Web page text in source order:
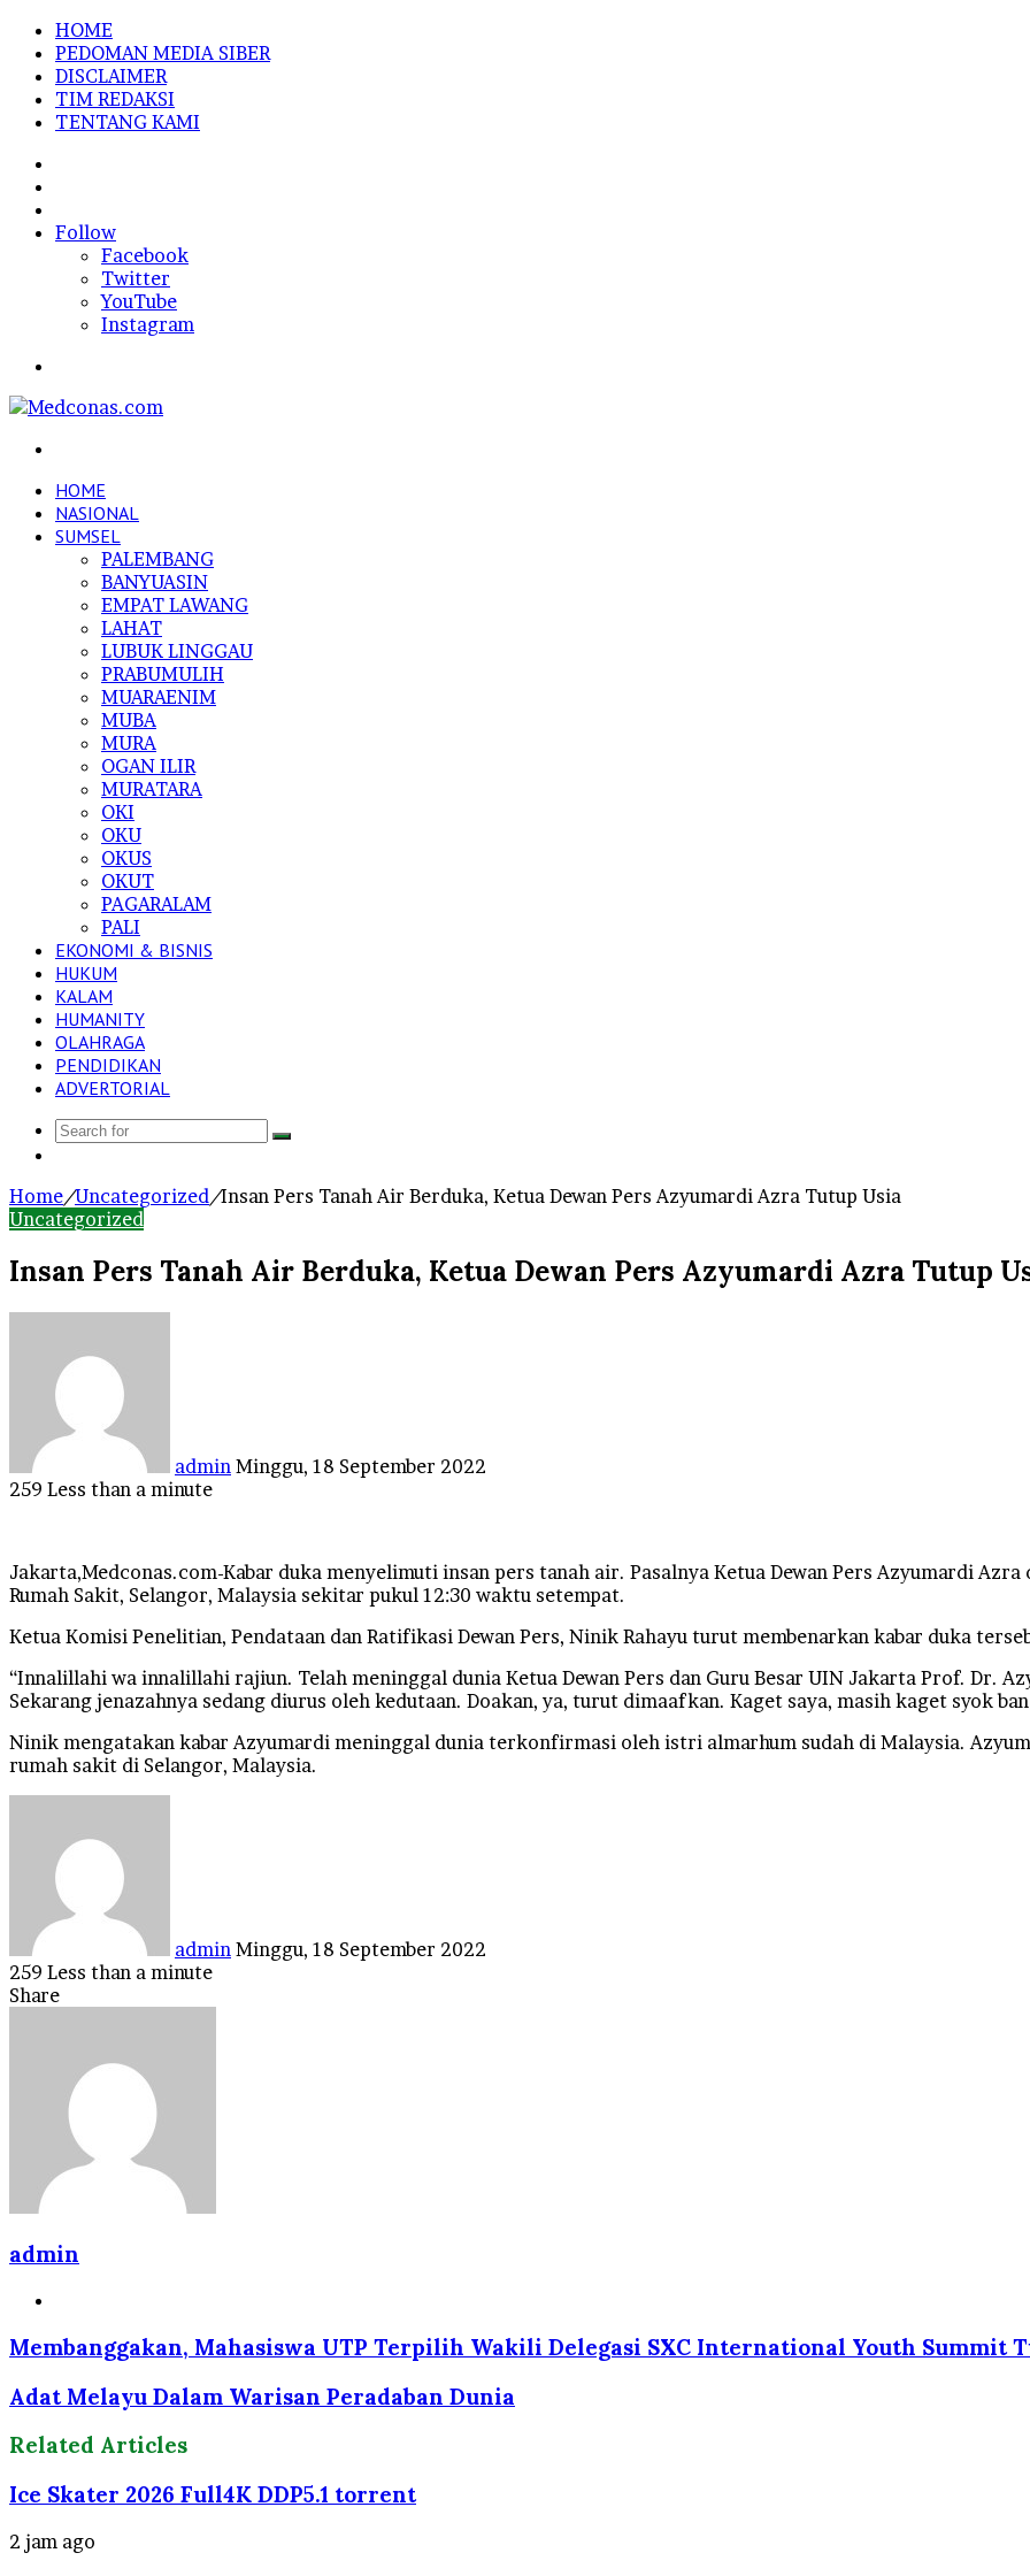
HOME
PEDOMAN MEDIA SIBER
DISCLAIMER
TIM REDAKSI
TENTANG KAMI
In
Follow
Facebook
Twitter
YouTube
Instagram
HOME
NASIONAL
SUMSEL
PALEMBANG
BANYUASIN
EMPAT LAWANG
LAHAT
LUBUK LINGGAU
PRABUMULIH
MUARAENIM
MUBA
MURA
OGAN ILIR
MURATARA
OKI
OKU
OKUS
OKUT
PAGARALAM
PALI
EKONOMI & BISNIS
HUKUM
KALAM
HUMANITY
OLAHRAGA
PENDIDIKAN
ADVERTORIAL
Search
Home/Uncategorized/Insan Pers Tanah Air Berduka, Ketua Dewan Pers Azyumardi Azra Tutup Usia
Uncategorized
Insan Pers Tanah Air Berduka, Ketua Dewan Pers Azyumardi Azra Tutup
admin Minggu, 18 September 2022
259 Less than a minute
Jakarta,Medconas.com-Kabar duka menyelimuti insan pers tanah air. Pasalnya Ketua Dewan Pers Azyumardi
Rumah Sakit, Selangor, Malaysia sekitar pukul 12:30 waktu setempat.
Ketua Komisi Penelitian, Pendataan dan Ratifikasi Dewan Pers, Ninik Rahayu turut membenarkan kabar duka
“Innalillahi wa innalillahi rajiun. Telah meninggal dunia Ketua Dewan Pers dan Guru Besar UIN Jakarta Prof. Dr.
Sekarang jenazahnya sedang diurus oleh kedutaan. Doakan, ya, turut dimaafkan. Kaget saya, masih kaget syok
Ninik mengatakan kabar Azyumardi meninggal dunia terkonfirmasi oleh istri almarhum sudah di Malaysia.
rumah sakit di Selangor, Malaysia.
admin Minggu, 18 September 2022
259 Less than a minute
Facebook
Twitter
LinkedIn
Tumblr
Pinterest
Reddit
VKontakte
Odnoklassniki
Pocket
Share
admin
Membanggakan, Mahasiswa UTP Terpilih Wakili Delegasi SXC International Youth Summit
Adat Melayu Dalam Warisan Peradaban Dunia
Related Articles
Ice Skater 2026 Full4K DDP5.1 torrent
2 jam ago